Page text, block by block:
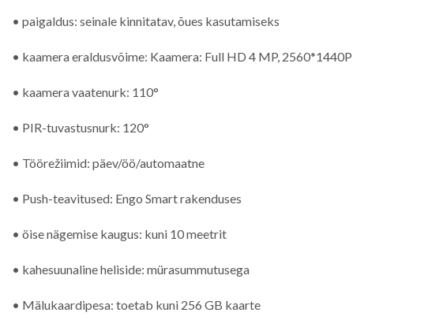
• paigaldus: seinale kinnitatav, õues kasutamiseks
• kaamera eraldusvõime: Kaamera: Full HD 4 MP, 2560*1440P
• kaamera vaatenurk: 110°
• PIR-tuvastusnurk: 120°
• Töörežiimid: päev/öö/automaatne
• Push-teavitused: Engo Smart rakenduses
• öise nägemise kaugus: kuni 10 meetrit
• kahesuunaline heliside: mürasummutusega
• Mälukaardipesa: toetab kuni 256 GB kaarte